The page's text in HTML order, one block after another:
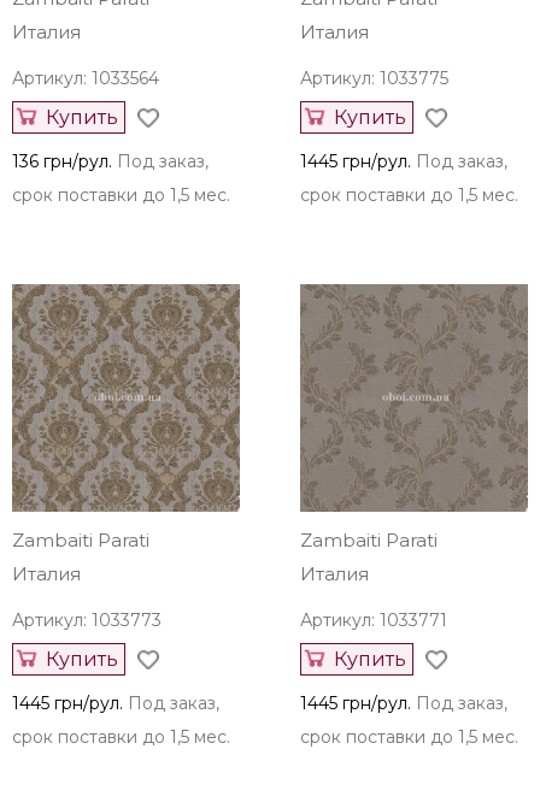
Италия
Артикул: 1033564
Купить
136 грн/рул. Под заказ,
срок поставки до 1,5 мес.
Италия
Артикул: 1033775
Купить
1445 грн/рул. Под заказ,
срок поставки до 1,5 мес.
Zambaiti Parati
Италия
Артикул: 1033773
Купить
1445 грн/рул. Под заказ,
срок поставки до 1,5 мес.
Zambaiti Parati
Италия
Артикул: 1033771
Купить
1445 грн/рул. Под заказ,
срок поставки до 1,5 мес.